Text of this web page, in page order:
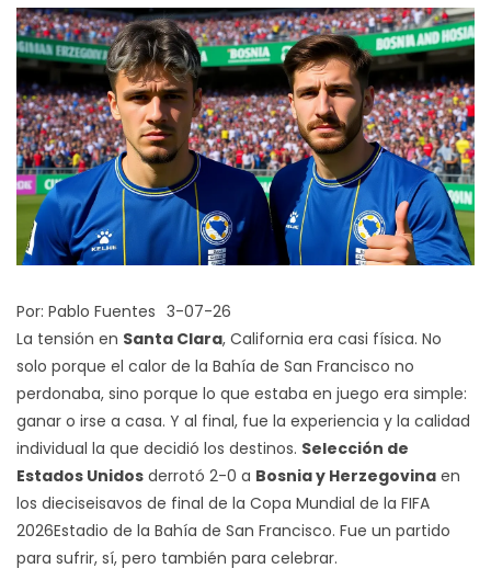
Por: Pablo Fuentes 3-07-26
La tensión en Santa Clara, California era casi física. No
solo porque el calor de la Bahía de San Francisco no
perdonaba, sino porque lo que estaba en juego era simple:
ganar o irse a casa. Y al final, fue la experiencia y la calidad
individual la que decidió los destinos. Selección de
Estados Unidos derrotó 2-0 a Bosnia y Herzegovina en
los dieciseisavos de final de la Copa Mundial de la FIFA
2026Estadio de la Bahía de San Francisco. Fue un partido
para sufrir, sí, pero también para celebrar.